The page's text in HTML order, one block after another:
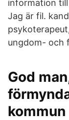
information
Jag är fil.
ungdom- och
God
kommun